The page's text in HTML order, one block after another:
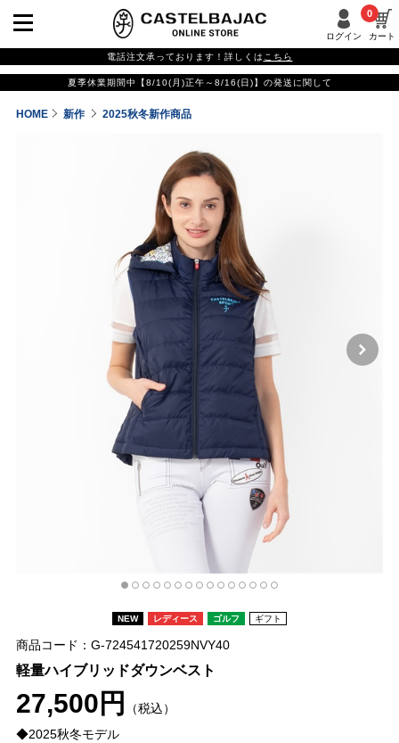
ログイン カート
0
電話注文承っております！詳しくは こちら
夏季休業期間中【8/10(月)正午～8/16(日)】の発送に関して
HOME 新作 2025秋冬新作商品
NEW レディース ゴルフ ギフト
商品コード：G-724541720259NVY40
軽量ハイブリッドダウンベスト
27,500円
（税込）
◆2025秋冬モデル